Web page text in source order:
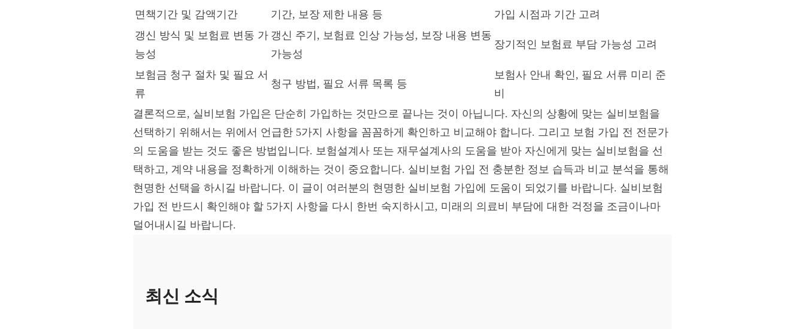
면책기간 및 감액기간
기간, 보장 제한 내용 등
가입 시점과 기간 고려
갱신 방식 및 보험료 변동 가
능성
갱신 주기, 보험료 인상 가능성, 보장 내용 변동
가능성
장기적인 보험료 부담 가능성 고려
보험금 청구 절차 및 필요 서
류
청구 방법, 필요 서류 목록 등
보험사 안내 확인, 필요 서류 미리 준
비
결론적으로, 실비보험 가입은 단순히 가입하는 것만으로 끝나는 것이 아닙니다. 자신의 상황에 맞는 실비보험을
선택하기 위해서는 위에서 언급한 5가지 사항을 꼼꼼하게 확인하고 비교해야 합니다. 그리고 보험 가입 전 전문가
의 도움을 받는 것도 좋은 방법입니다. 보험설계사 또는 재무설계사의 도움을 받아 자신에게 맞는 실비보험을 선
택하고, 계약 내용을 정확하게 이해하는 것이 중요합니다. 실비보험 가입 전 충분한 정보 습득과 비교 분석을 통해
현명한 선택을 하시길 바랍니다. 이 글이 여러분의 현명한 실비보험 가입에 도움이 되었기를 바랍니다. 실비보험
가입 전 반드시 확인해야 할 5가지 사항을 다시 한번 숙지하시고, 미래의 의료비 부담에 대한 걱정을 조금이나마
덜어내시길 바랍니다.
최신 소식